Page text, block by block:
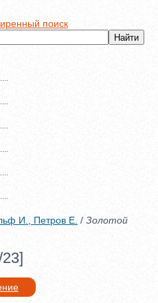
поиск
И., Петров Е. / Золотой